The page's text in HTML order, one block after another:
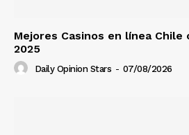
Mejores Casinos en línea
2025
Daily Opinion Stars - 07/08/2026